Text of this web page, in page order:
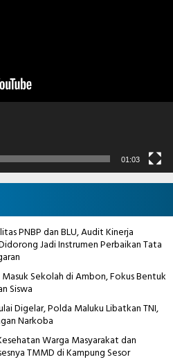
01:03
PNBP dan BLU, Audit Kinerja
Jadi Instrumen Perbaikan Tata
Sekolah di Ambon, Fokus Bentuk
Siswa
Digelar, Polda Maluku Libatkan TNI,
Narkoba
Warga Masyarakat dan
TMMD di Kampung Sesor